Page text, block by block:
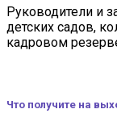
Руководители и
детских садов,
кадровом
Что получите на